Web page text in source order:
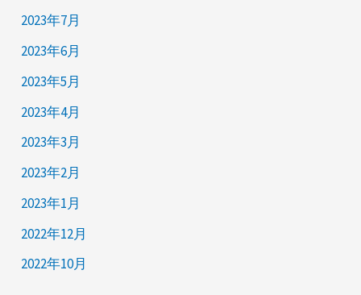
2023年7月
2023年6月
2023年5月
2023年4月
2023年3月
2023年2月
2023年1月
2022年12月
2022年10月